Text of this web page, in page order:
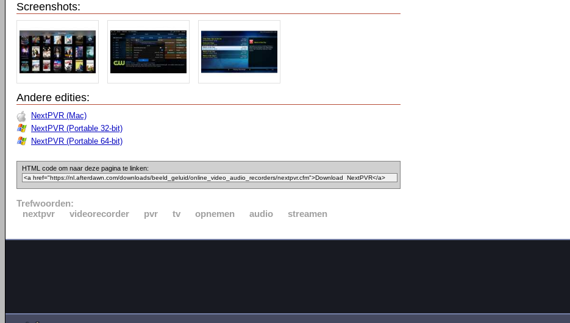
Screenshots:
Andere edities:
NextPVR (Mac)
NextPVR (Portable 32-bit)
NextPVR (Portable 64-bit)
HTML code om naar deze pagina te linken:
Trefwoorden:
nextpvr
videorecorder pvr tv opnemen audio streamen